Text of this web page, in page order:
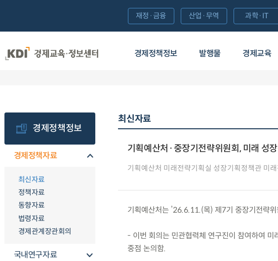
경제정책정보 발행물 경제교육
재정·금융 산업·무역 과학·IT
경제정책정보
경제정책자료
최신자료
정책자료
동향자료
법령자료
경제관계장관회의
국내연구자료
최신자료
기획예산처·중장기전략위원회, 미래 성
기획예산처 미래전략기획실 성장기획정책관 미
기획예산처는 ’26.6.11.(목) 제7기 중장기전략위
- 이번 회의는 민관협력체 연구진이 참여하여
중점 논의함.